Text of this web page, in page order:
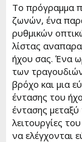
Το πρόγραμμα
ζωνών, ένα
ρυθμικών
λίστας
ήχου σας. Ένα
των
βρόχο και μια
έντασης του
έντασης μεταξύ
λειτουργίες
να ελέγχονται